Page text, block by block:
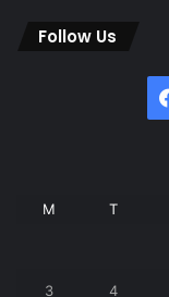
Follow Us
M T
3 4